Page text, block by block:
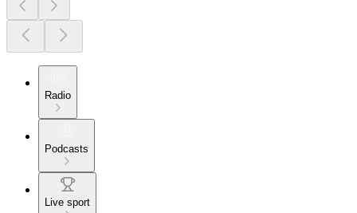
Radio
Podcasts
Live sport